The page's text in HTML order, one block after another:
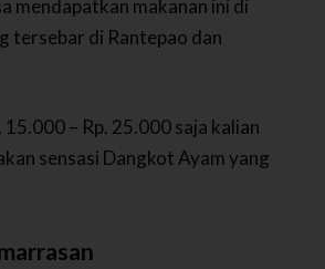
mendapatkan makanan ini di
tersebar di Rantepao dan
15.000 – Rp. 25.000 saja kalian
sensasi Dangkot Ayam yang